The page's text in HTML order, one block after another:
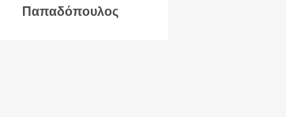
Παπαδόπουλος